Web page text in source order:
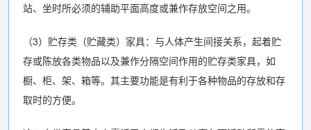
站、坐时所必须的辅助平面高度或兼作存放空间之用。
（3）贮存类（贮藏类）家具：与人体产生间接关系，起着贮
存或陈放各类物品以及兼作分隔空间作用的贮存类家具，如
橱、柜、架、箱等。其主要功能是有利于各种物品的存放和存
取时的方便。